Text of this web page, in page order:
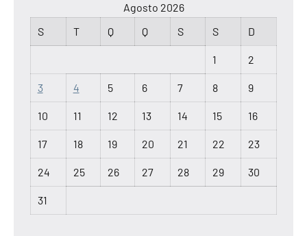
Agosto 2026
S
T Q Q S S D
1 2
3 4 5 6 7 8 9
10 11 12 13 14 15 16
17 18 19 20 21 22 23
24 25 26 27 28 29 30
31